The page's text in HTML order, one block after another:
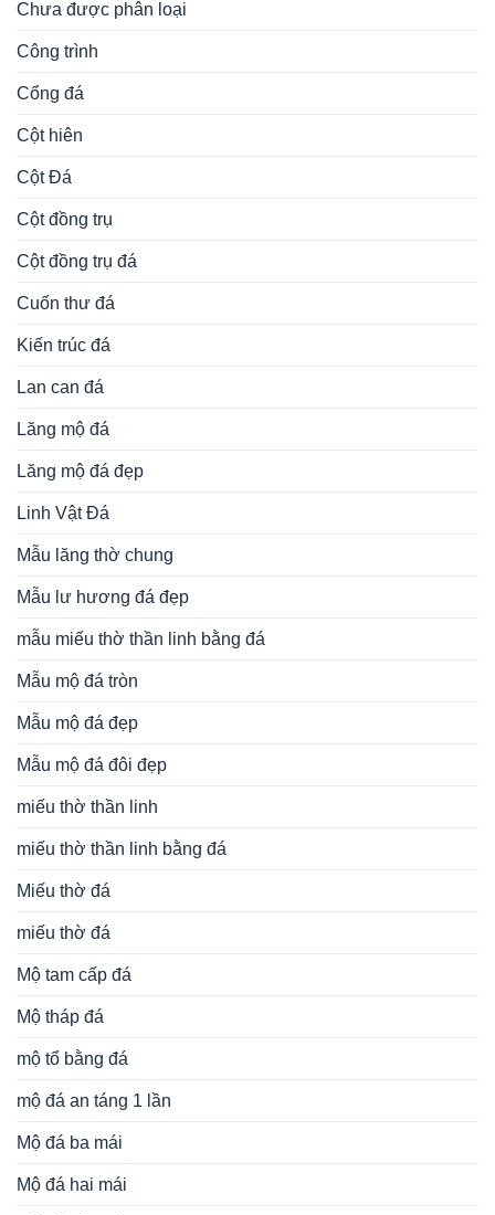
Chưa được phân loại
Công trình
Cổng đá
Cột hiên
Cột Đá
Cột đồng trụ
Cột đồng trụ đá
Cuốn thư đá
Kiến trúc đá
Lan can đá
Lăng mộ đá
Lăng mộ đá đẹp
Linh Vật Đá
Mẫu lăng thờ chung
Mẫu lư hương đá đẹp
mẫu miếu thờ thần linh bằng đá
Mẫu mộ đá tròn
Mẫu mộ đá đẹp
Mẫu mộ đá đôi đẹp
miếu thờ thần linh
miếu thờ thần linh bằng đá
Miếu thờ đá
miếu thờ đá
Mộ tam cấp đá
Mộ tháp đá
mộ tổ bằng đá
mộ đá an táng 1 lần
Mộ đá ba mái
Mộ đá hai mái